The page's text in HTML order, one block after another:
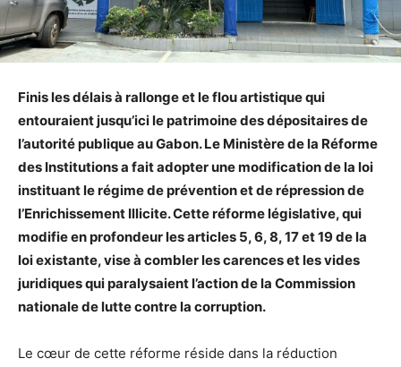
Finis les délais à rallonge et le flou artistique qui
entouraient jusqu’ici le patrimoine des dépositaires de
l’autorité publique au Gabon. Le Ministère de la Réforme
des Institutions a fait adopter une modification de la loi
instituant le régime de prévention et de répression de
l’Enrichissement Illicite. Cette réforme législative, qui
modifie en profondeur les articles 5, 6, 8, 17 et 19 de la
loi existante, vise à combler les carences et les vides
juridiques qui paralysaient l’action de la Commission
nationale de lutte contre la corruption.
Le cœur de cette réforme réside dans la réduction